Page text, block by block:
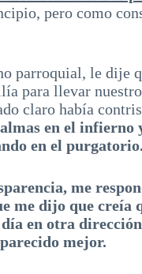
pero como
parroquial, le dije
para llevar
claro había
en el
en el purgatorio.
me
me dijo que creía
en otra
mejor.